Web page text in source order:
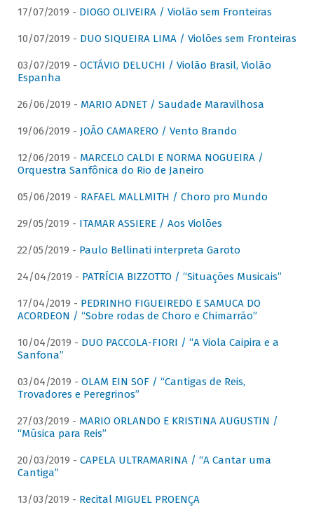
17/07/2019 - DIOGO OLIVEIRA / Violão sem Fronteiras
10/07/2019 - DUO SIQUEIRA LIMA / Violões sem Fronteiras
03/07/2019 - OCTÁVIO DELUCHI / Violão Brasil, Violão
Espanha
26/06/2019 - MARIO ADNET / Saudade Maravilhosa
19/06/2019 - JOÃO CAMARERO / Vento Brando
12/06/2019 - MARCELO CALDI E NORMA NOGUEIRA /
Orquestra Sanfônica do Rio de Janeiro
05/06/2019 - RAFAEL MALLMITH / Choro pro Mundo
29/05/2019 - ITAMAR ASSIERE / Aos Violões
22/05/2019 - Paulo Bellinati interpreta Garoto
24/04/2019 - PATRÍCIA BIZZOTTO / “Situações Musicais”
17/04/2019 - PEDRINHO FIGUEIREDO E SAMUCA DO
ACORDEON / “Sobre rodas de Choro e Chimarrão”
10/04/2019 - DUO PACCOLA-FIORI / “A Viola Caipira e a
Sanfona”
03/04/2019 - OLAM EIN SOF / “Cantigas de Reis,
Trovadores e Peregrinos”
27/03/2019 - MARIO ORLANDO E KRISTINA AUGUSTIN /
“Música para Reis”
20/03/2019 - CAPELA ULTRAMARINA / “A Cantar uma
Cantiga”
13/03/2019 - Recital MIGUEL PROENÇA